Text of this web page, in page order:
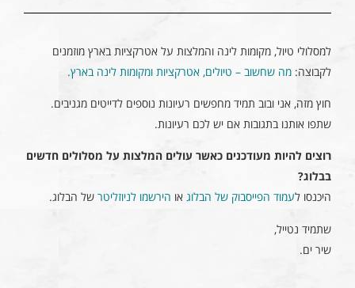
למסלולי טיול, מקומות לינה והמלצות על אטרקציות בארץ מוזמנים
לקבוצה: מה שחשוב – טיולים, אטרקציות ומקומות לינה בארץ.
חוץ מזה, אני ובוב תמיד מחפשים רעיונות נוספים לדייטים מגניבים.
שתפו אותנו בתגובות אם יש לכם רעיונות.
רוצים להיות מעודכנים כאשר עולים המלצות על מסלולים חדשים
בבלוג?
היכנסו לעמוד הפייסבוק של הבלוג או הירשמו לניוזליטר של הבלוג.
שתמיד נטייל,
שיר ים.